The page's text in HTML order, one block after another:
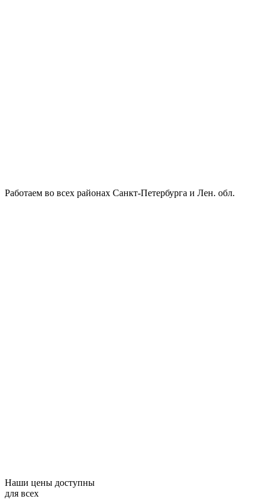
Работаем во всех районах Санкт-Петербурга и Лен. обл.
Наши цены доступны
для всех